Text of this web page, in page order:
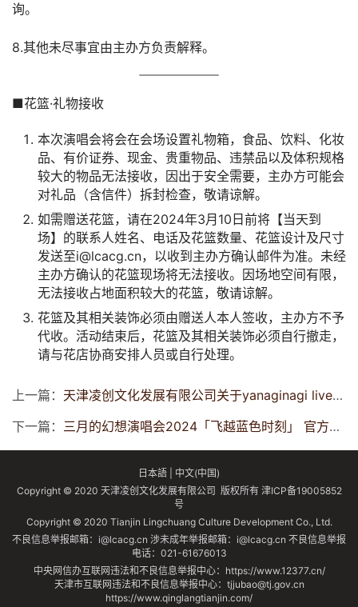
询。
8.其他未尽事宜由主办方负责解释。
■花篮·礼物接收
本次演唱会将会在会场设置礼物箱，食品、饮料、化妆
品、有价证券、现金、贵重物品、违禁品以及体积规格
较大的物品无法接收，因出于安全需要，主办方可能会
对礼品（含信件）拆封检查，敬请谅解。
如需赠送花篮，请在2024年3月10日前将【当天到
场】的联系人姓名、电话及花篮数量、花篮设计及尺寸
发送至i@lcacg.cn，以收到主办方确认邮件为准。未经
主办方确认的花篮现场将无法接收。因场地空间有限，
无法接收占地面积较大的花篮，敬请谅解。
花篮及其相关装饰必须由赠送人本人签收，主办方不予
代收。活动结束后，花篮及其相关装饰必须自行撤走，
请与花店协商安排人员或自行处理。
上一篇： 天津凌创文化发展有限公司关于yanaginagi live tour 2024 「WhiteCube」项目票务情况的情况说明
下一篇： 三月的幻想演唱会2024「飞越蓝色时刻」 官方周边通贩信息
日本語
中文(中国)
Copyright © 2020 天津凌创文化发展有限公司 版权所有 津ICP备19005852
号
Copyright © 2020 Tianjin Lingchuang Culture Development Co., Ltd.
不良信息举报邮箱：i@lcacg.cn 涉未成年举报邮箱：i@lcacg.cn 不良信息举报
电话：021-61676013
中央网信办互联网违法和不良信息举报中心：https://www.12377.cn/
天津市互联网违法和不良信息举报中心：tjjubao@tj.gov.cn
https://www.qinglangtianjin.com/